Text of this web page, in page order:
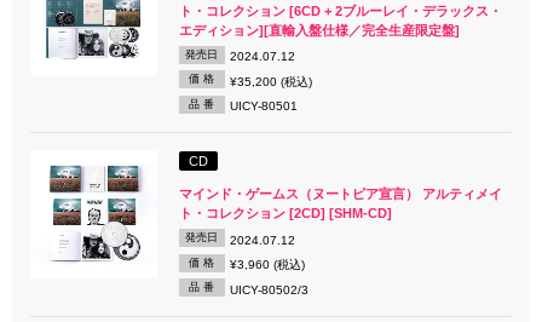
ト・コレクション [6CD + 2ブルーレイ・デラックス・
エディション][直輸入盤仕様／完全生産限定盤]
発売日 2024.07.12
価 格 ¥35,200 (税込)
品 番 UICY-80501
CD
マインド・ゲームス（ヌートピア宣言） アルティメイ
ト・コレクション [2CD] [SHM-CD]
発売日 2024.07.12
価 格 ¥3,960 (税込)
品 番 UICY-80502/3